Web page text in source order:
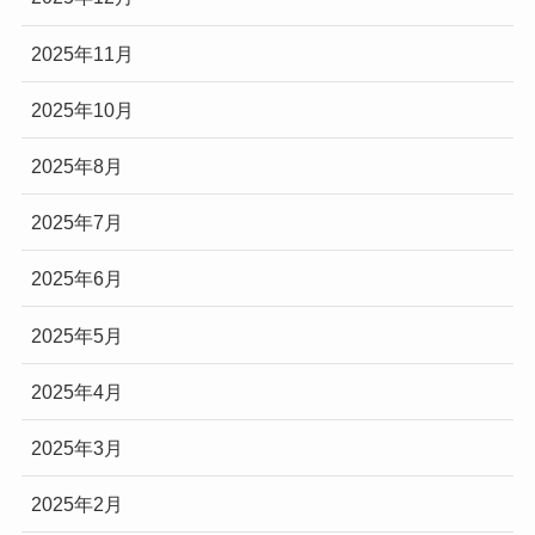
2025年11月
2025年10月
2025年8月
2025年7月
2025年6月
2025年5月
2025年4月
2025年3月
2025年2月